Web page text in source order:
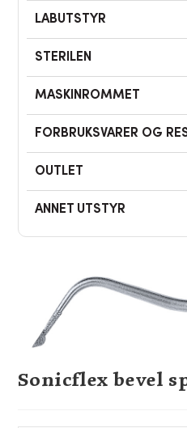
LABUTSTYR
STERILEN
MASKINROMMET
FORBRUKSVARER OG
OUTLET
ANNET UTSTYR
Sonicflex bevel